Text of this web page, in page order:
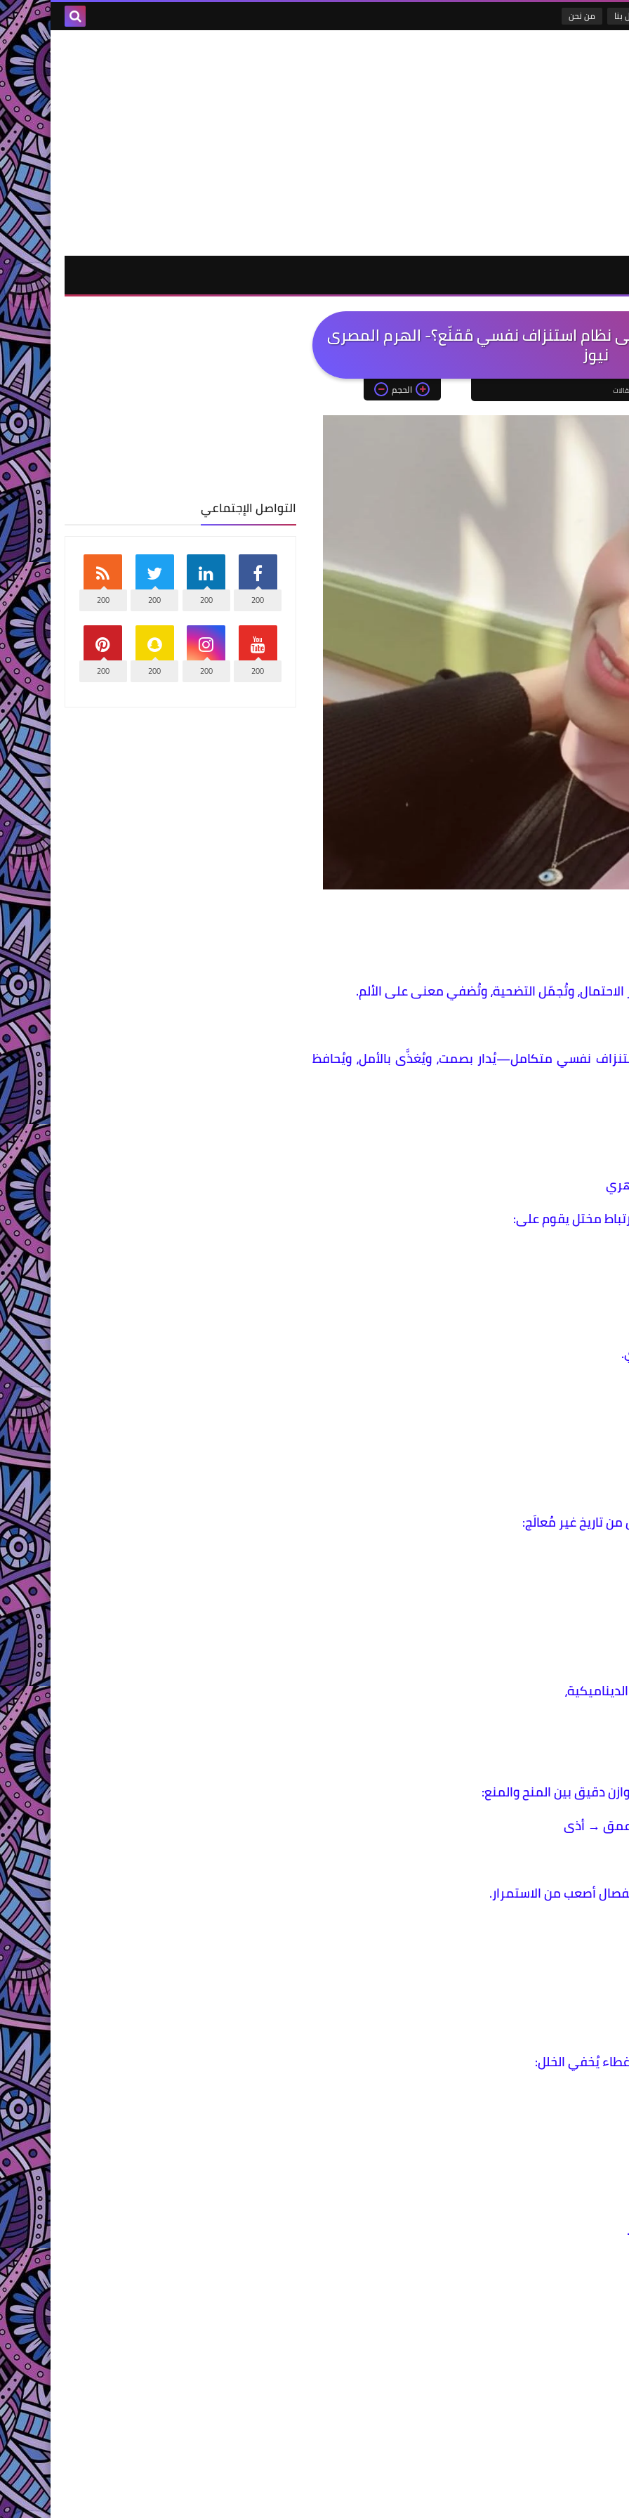
بنا من نحن
نظام استنزاف نفسي مُقنّع؟- الهرم المصرى
نيوز
الحجم
وتُجمّل التضحية، وتُضفي معنى على الألم.
نفسي متكامل—يُدار بصمت، ويُغذَّى بالأمل، ويُحافظ
مختل يقوم على:
من تاريخ غير مُعالَج:
دقيق بين المنح والمنع:
→ أذى
أصعب من الاستمرار.
يُخفي الخلل:
التواصل الإجتماعي
200
200
200
200
200
200
200
200